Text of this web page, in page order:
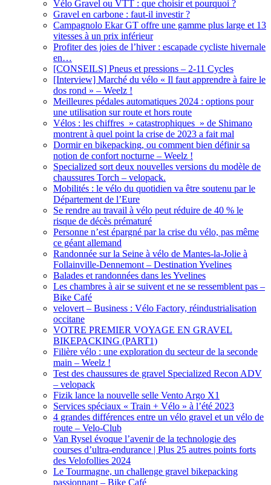
Vélo Gravel ou VTT : que choisir et pourquoi ?
Gravel en carbone : faut-il investir ?
Campagnolo Ekar GT offre une gamme plus large et 13
vitesses à un prix inférieur
Profiter des joies de l’hiver : escapade cycliste hivernale
en…
[CONSEILS] Pneus et pressions – 2-11 Cycles
[Interview] Marché du vélo « Il faut apprendre à faire le
dos rond » – Weelz !
Meilleures pédales automatiques 2024 : options pour
une utilisation sur route et hors route
Vélos : les chiffres » catastrophiques » de Shimano
montrent à quel point la crise de 2023 a fait mal
Dormir en bikepacking, ou comment bien définir sa
notion de confort nocturne – Weelz !
Specialized sort deux nouvelles versions du modèle de
chaussures Torch – velopack.
Mobilités : le vélo du quotidien va être soutenu par le
Département de l’Eure
Se rendre au travail à vélo peut réduire de 40 % le
risque de décès prématuré
Personne n’est épargné par la crise du vélo, pas même
ce géant allemand
Randonnée sur la Seine à vélo de Mantes-la-Jolie à
Follainville-Dennemont – Destination Yvelines
Balades et randonnées dans les Yvelines
Les chambres à air se suivent et ne se ressemblent pas –
Bike Café
velovert – Business : Vélo Factory, réindustrialisation
occitane
VOTRE PREMIER VOYAGE EN GRAVEL
BIKEPACKING (PART1)
Filière vélo : une exploration du secteur de la seconde
main – Weelz !
Test des chaussures de gravel Specialized Recon ADV
– velopack
Fizik lance la nouvelle selle Vento Argo X1
Services spéciaux « Train + Vélo » à l’été 2023
4 grandes différences entre un vélo gravel et un vélo de
route – Velo-Club
Van Rysel évoque l’avenir de la technologie des
courses d’ultra-endurance | Plus 25 autres points forts
des Velofollies 2024
Le Tourmagne, un challenge gravel bikepacking
passionnant – Bike Café